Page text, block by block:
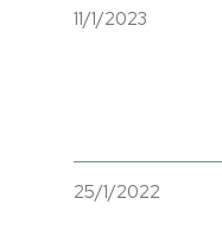
Politica
Economia
11/1/2023
25/1/2022